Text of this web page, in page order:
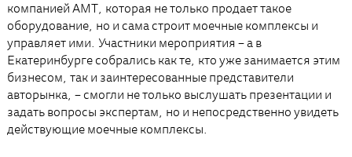
компанией АМТ, которая не только продает такое
оборудование, но и сама строит моечные комплексы и
управляет ими. Участники мероприятия – а в
Екатеринбурге собрались как те, кто уже занимается этим
бизнесом, так и заинтересованные представители
авторынка, – смогли не только выслушать презентации и
задать вопросы экспертам, но и непосредственно увидеть
действующие моечные комплексы.